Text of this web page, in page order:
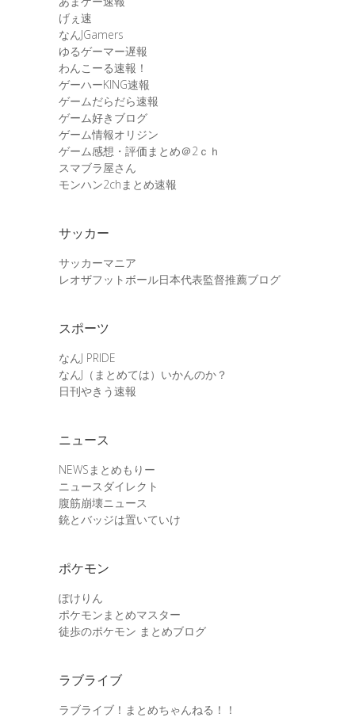
げぇ速
なんJGamers
ゆるゲーマー遅報
わんこーる速報！
ゲーハーKING速報
ゲームだらだら速報
ゲーム好きブログ
ゲーム情報オリジン
ゲーム感想・評価まとめ＠2ｃｈ
スマブラ屋さん
モンハン2chまとめ速報
サッカー
サッカーマニア
レオザフットボール日本代表監督推薦ブログ
スポーツ
なんJ PRIDE
なんJ（まとめては）いかんのか？
日刊やきう速報
ニュース
NEWSまとめもりー
ニュースダイレクト
腹筋崩壊ニュース
銃とバッジは置いていけ
ポケモン
ぽけりん
ポケモンまとめマスター
徒歩のポケモン まとめブログ
ラブライブ
ラブライブ！まとめちゃんねる！！